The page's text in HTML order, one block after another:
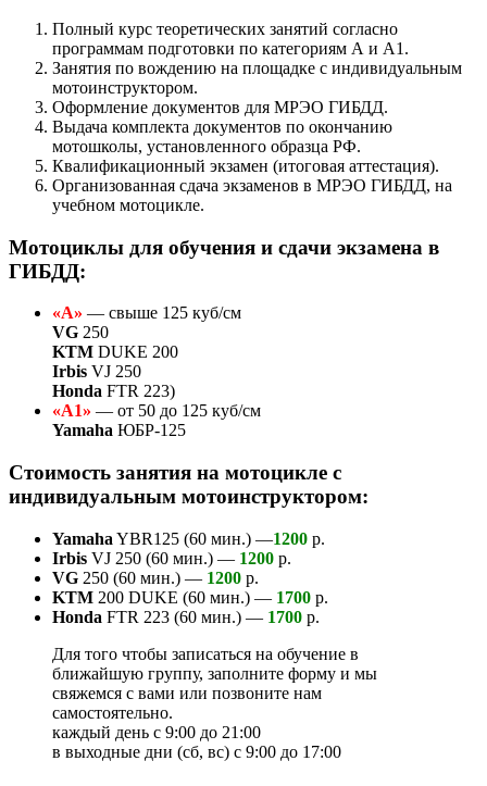
Полный курс теоретических занятий согласно
программам подготовки по категориям А и А1.
Занятия по вождению на площадке с индивидуальным
мотоинструктором.
Оформление документов для МРЭО ГИБДД.
Выдача комплекта документов по окончанию
мотошколы, установленного образца РФ.
Квалификационный экзамен (итоговая аттестация).
Организованная сдача экзаменов в МРЭО ГИБДД, на
учебном мотоцикле.
Мотоциклы для обучения и сдачи экзамена в
ГИБДД:
«А» — свыше 125 куб/см
VG 250
KTM DUKE 200
Irbis VJ 250
Honda FTR 223)
«А1» — от 50 до 125 куб/см
Yamaha ЮБР-125
Стоимость занятия на мотоцикле с
индивидуальным мотоинструктором:
Yamaha YBR125 (60 мин.) —1200 р.
Irbis VJ 250 (60 мин.) — 1200 р.
VG 250 (60 мин.) — 1200 р.
KTM 200 DUKE (60 мин.) — 1700 р.
Honda FTR 223 (60 мин.) — 1700 р.
Для того чтобы записаться на обучение в
ближайшую группу, заполните форму и мы
свяжемся с вами или позвоните нам
самостоятельно.
каждый день с 9:00 до 21:00
в выходные дни (сб, вс) с 9:00 до 17:00